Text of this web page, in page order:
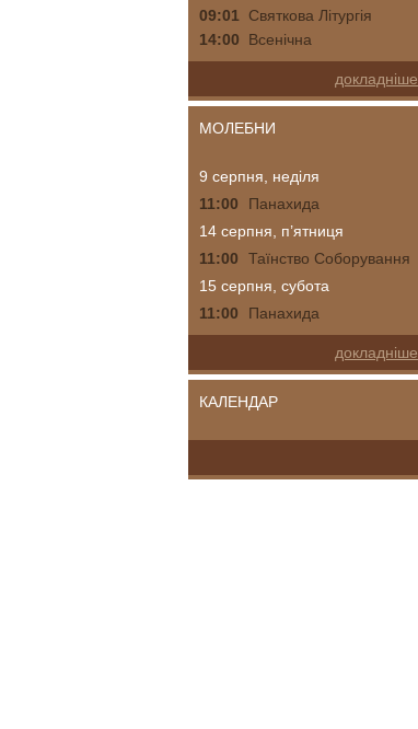
09:01
Святкова Літургія
14:00
Всенічна
докладніше
МОЛЕБНИ
9 серпня, неділя
11:00
Панахида
14 серпня, п’ятниця
11:00
Таїнство Соборування
15 серпня, субота
11:00
Панахида
докладніше
КАЛЕНДАР